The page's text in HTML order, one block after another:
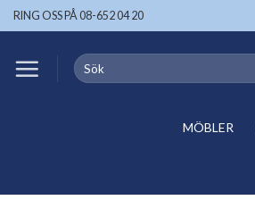
Skip
to
RING OSS PÅ 08-652 04 20
Search
for:
MÖBLER